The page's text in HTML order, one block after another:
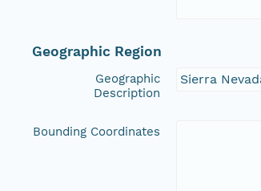
Geographic Region
Geographic
Description
Sierra
Bounding Coordinates